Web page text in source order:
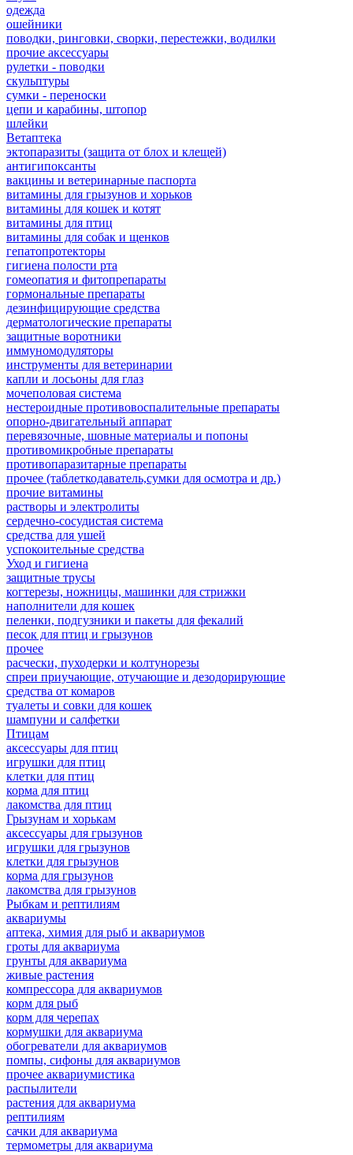
одежда
ошейники
поводки, ринговки, сворки, перестежки, водилки
прочие аксессуары
рулетки - поводки
скульптуры
сумки - переноски
цепи и карабины, штопор
шлейки
Ветаптека
эктопаразиты (защита от блох и клещей)
антигипоксанты
вакцины и ветеринарные паспорта
витамины для грызунов и хорьков
витамины для кошек и котят
витамины для птиц
витамины для собак и щенков
гепатопротекторы
гигиена полости рта
гомеопатия и фитопрепараты
гормональные препараты
дезинфицирующие средства
дерматологические препараты
защитные воротники
иммуномодуляторы
инструменты для ветеринарии
капли и лосьоны для глаз
мочеполовая система
нестероидные противовоспалительные препараты
опорно-двигательный аппарат
перевязочные, шовные материалы и попоны
противомикробные препараты
противопаразитарные препараты
прочее (таблеткодаватель,сумки для осмотра и др.)
прочие витамины
растворы и электролиты
сердечно-сосудистая система
средства для ушей
успокоительные средства
Уход и гигиена
защитные трусы
когтерезы, ножницы, машинки для стрижки
наполнители для кошек
пеленки, подгузники и пакеты для фекалий
песок для птиц и грызунов
прочее
расчески, пуходерки и колтунорезы
спреи приучающие, отучающие и дезодорирующие
средства от комаров
туалеты и совки для кошек
шампуни и салфетки
Птицам
аксессуары для птиц
игрушки для птиц
клетки для птиц
корма для птиц
лакомства для птиц
Грызунам и хорькам
аксессуары для грызунов
игрушки для грызунов
клетки для грызунов
корма для грызунов
лакомства для грызунов
Рыбкам и рептилиям
аквариумы
аптека, химия для рыб и аквариумов
гроты для аквариума
грунты для аквариума
живые растения
компрессора для аквариумов
корм для рыб
корм для черепах
кормушки для аквариума
обогреватели для аквариумов
помпы, сифоны для аквариумов
прочее аквариумистика
распылители
растения для аквариума
рептилиям
сачки для аквариума
термометры для аквариума